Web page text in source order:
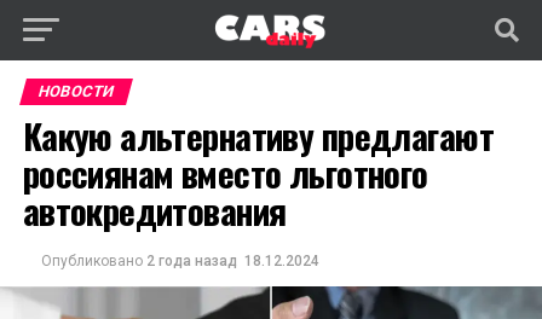
НОВОСТИ
Какую альтернативу предлагают
россиянам вместо льготного
автокредитования
Опубликовано 2 года назад 18.12.2024